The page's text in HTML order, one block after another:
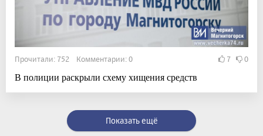
Прочитали: 752 Комментарии: 0 7 0
В полиции раскрыли схему хищения средств
Показать ещё